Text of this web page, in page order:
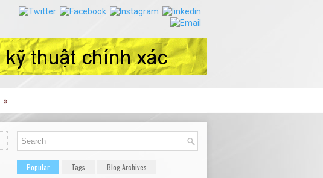
»
Popular Tags Blog Archives